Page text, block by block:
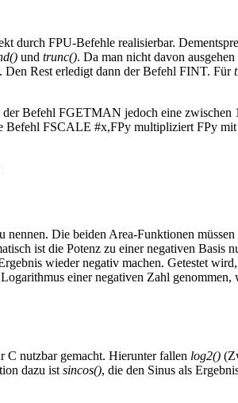
durch FPU-Befehle realisierbar.
und trunc(). Da man nicht davon
Den Rest erledigt dann der Befehl FINT. Für
Befehl FGETMAN jedoch eine zwischen
Befehl FSCALE #x,FPy multipliziert FPy
nennen. Die beiden Area-Funktionen
ist die Potenz zu einer negativen Basis
wieder negativ machen. Getestet
einer negativen Zahl
nutzbar gemacht. Hierunter fallen log2()
dazu ist sincos(), die den Sinus als